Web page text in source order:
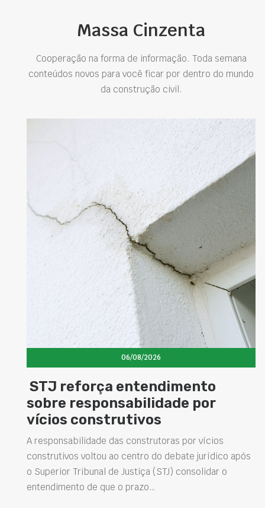
Massa Cinzenta
Cooperação na forma de informação. Toda semana
conteúdos novos para você ficar por dentro do mundo
da construção civil.
06/08/2026
STJ reforça entendimento
sobre responsabilidade por
vícios construtivos
A responsabilidade das construtoras por vícios
construtivos voltou ao centro do debate jurídico após
o Superior Tribunal de Justiça (STJ) consolidar o
entendimento de que o prazo…